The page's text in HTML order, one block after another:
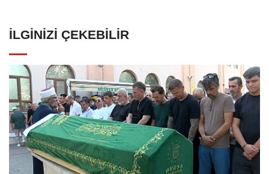
İLGINIZI ÇEKEBILIR